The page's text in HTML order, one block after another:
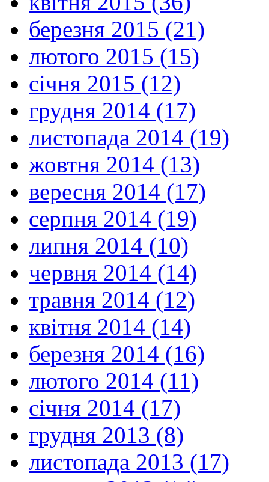
березня 2015 (21)
лютого 2015 (15)
січня 2015 (12)
грудня 2014 (17)
листопада 2014 (19)
жовтня 2014 (13)
вересня 2014 (17)
серпня 2014 (19)
липня 2014 (10)
червня 2014 (14)
травня 2014 (12)
квітня 2014 (14)
березня 2014 (16)
лютого 2014 (11)
січня 2014 (17)
грудня 2013 (8)
листопада 2013 (17)